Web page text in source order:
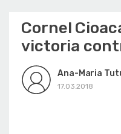
Cornel
victoria
Ana-Maria
17.03.2018